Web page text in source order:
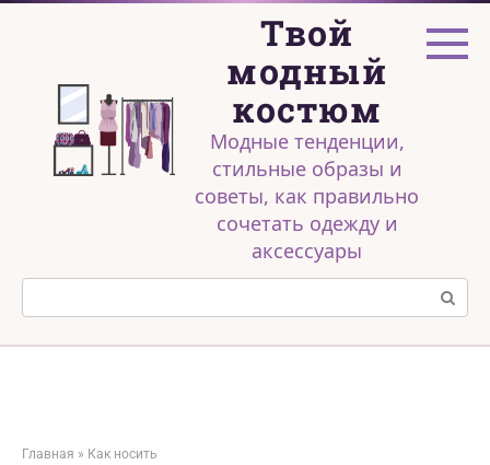
Перейти
Твой
модный
костюм
Модные тенденции,
стильные образы и
советы, как правильно
сочетать одежду и
аксессуары
Поиск:
Главная » Как носить